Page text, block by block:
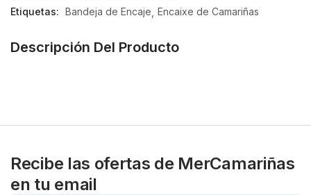
Etiquetas: Bandeja de Encaje Encaixe de Camariñas
Descripción Del Producto
Recibe las ofertas de MerCamariñas
en tu email